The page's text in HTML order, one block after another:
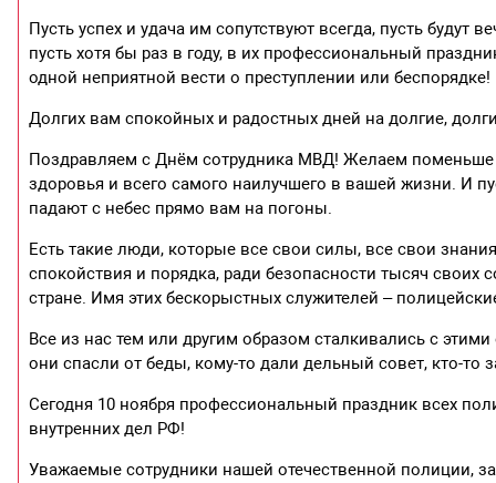
Пусть успех и удача им сопутствуют всегда, пусть будут
пусть хотя бы раз в году, в их профессиональный
одной неприятной вести о преступлении или беспорядке!
Долгих вам спокойных и радостных дней на долгие,
Поздравляем с Днём сотрудника МВД! Желаем
здоровья и всего самого наилучшего в вашей жизни. И
падают с небес прямо вам на погоны.
Есть такие люди, которые все свои силы, все свои
спокойствия и порядка, ради безопасности тысяч
стране. Имя этих бескорыстных служителей –
Все из нас тем или другим образом сталкивались с
они спасли от беды, кому-то дали дельный совет, кто-то
Сегодня 10 ноября профессиональный праздник всех
внутренних дел РФ!
Уважаемые сотрудники нашей отечественной полиции,